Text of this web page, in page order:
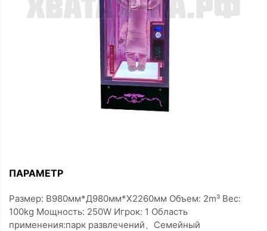
ПАРАМЕТР
Размер: В980мм*Д980мм*Х2260мм Объем: 2m³ Вес:
100kg Мощность: 250W Игрок: 1 Область
применения:парк развлечений、Семейный